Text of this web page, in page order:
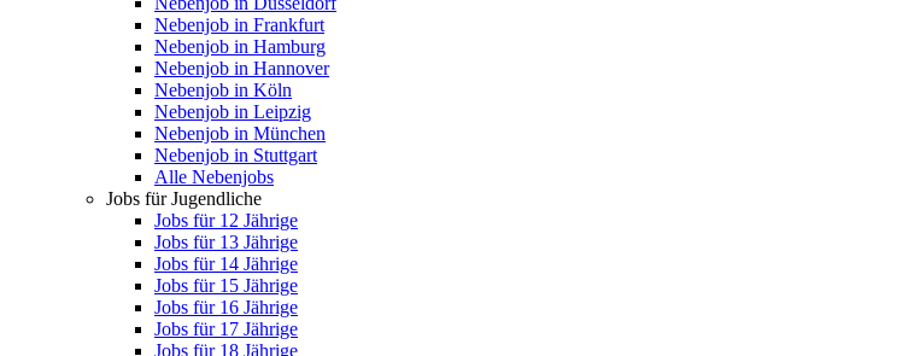
Nebenjob in Frankfurt
Nebenjob in Hamburg
Nebenjob in Hannover
Nebenjob in Köln
Nebenjob in Leipzig
Nebenjob in München
Nebenjob in Stuttgart
Alle Nebenjobs
Jobs für Jugendliche
Jobs für 12 Jährige
Jobs für 13 Jährige
Jobs für 14 Jährige
Jobs für 15 Jährige
Jobs für 16 Jährige
Jobs für 17 Jährige
Jobs für 18 Jährige